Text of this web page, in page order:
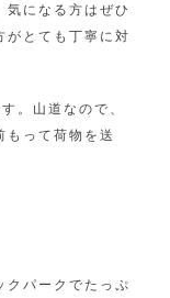
気になる方はぜひ
がとても丁寧に対
。山道なので、
もって荷物を送
クパークでたっぷ